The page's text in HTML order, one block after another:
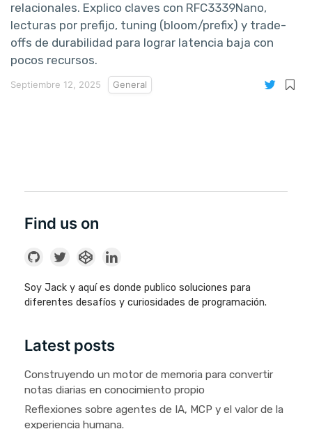
relacionales. Explico claves con RFC3339Nano,
lecturas por prefijo, tuning (bloom/prefix) y trade-
offs de durabilidad para lograr latencia baja con
pocos recursos.
Septiembre 12, 2025 General
Find us on
Soy Jack y aquí es donde publico soluciones para
diferentes desafíos y curiosidades de programación.
Latest posts
Construyendo un motor de memoria para convertir
notas diarias en conocimiento propio
Reflexiones sobre agentes de IA, MCP y el valor de la
experiencia humana.